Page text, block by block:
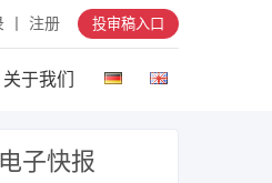
丨 注册 投审稿入口
关于我们
子快报